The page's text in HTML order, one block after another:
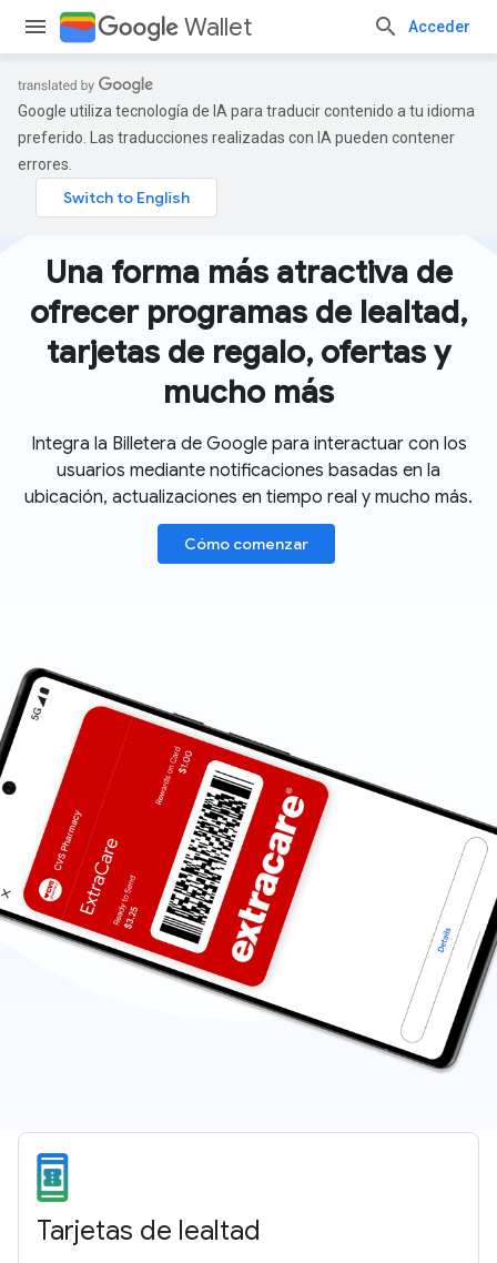
Wallet Acceder
Google utiliza tecnología de IA para traducir contenido a tu idioma
preferido. Las traducciones realizadas con IA pueden contener
errores.
Una forma más atractiva de
ofrecer programas de lealtad,
tarjetas de regalo, ofertas y
mucho más
Integra la Billetera de Google para interactuar con los
usuarios mediante notificaciones basadas en la
ubicación, actualizaciones en tiempo real y mucho más.
Cómo comenzar
Tarjetas de lealtad